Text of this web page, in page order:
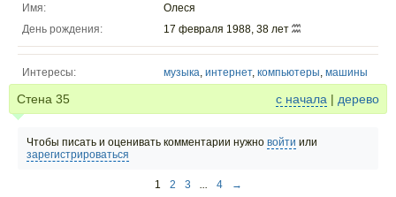
Имя:
Олеся
День рождения:
17 февраля 1988, 38 лет
Интересы: музыка, интернет, компьютеры, машины
Стена 35 с начала | дерево
Чтобы писать и оценивать комментарии нужно войти или
зарегистрироваться
1 2 3 ... 4 →